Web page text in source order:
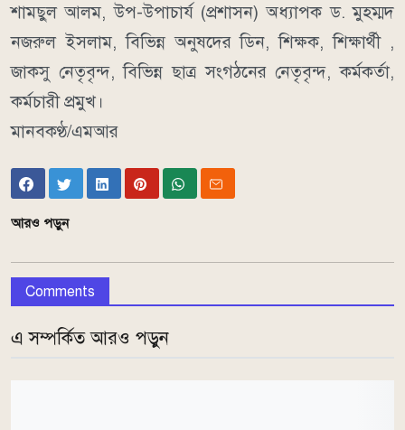
শামছুল আলম, উপ-উপাচার্য (প্রশাসন) অধ্যাপক ড. মুহম্মদ
নজরুল ইসলাম, বিভিন্ন অনুষদের ডিন, শিক্ষক, শিক্ষার্থী ,
জাকসু নেতৃবৃন্দ, বিভিন্ন ছাত্র সংগঠনের নেতৃবৃন্দ, কর্মকর্তা,
কর্মচারী প্রমুখ।
মানবকণ্ঠ/এমআর
আরও পড়ুন
Comments
এ সম্পর্কিত আরও পড়ুন